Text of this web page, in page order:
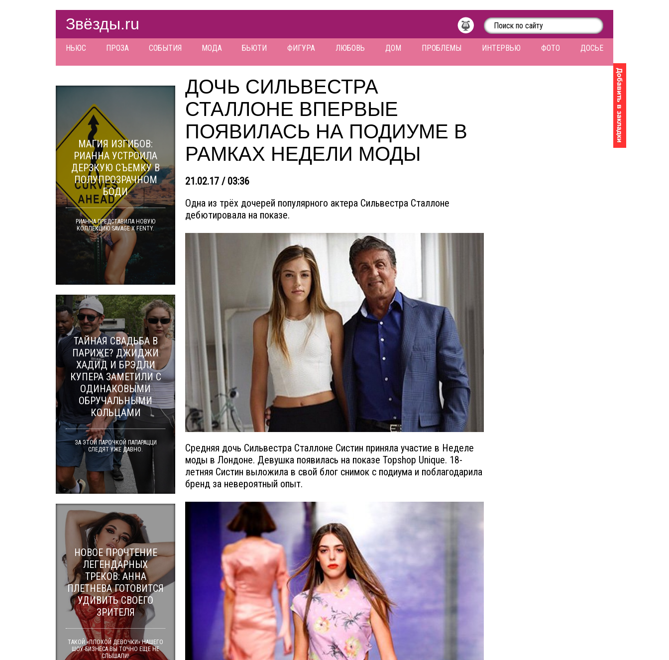
Звёзды.ru
НЬЮС ПРОЗА СОБЫТИЯ МОДА БЬЮТИ ФИГУРА ЛЮБОВЬ ДОМ ПРОБЛЕМЫ ИНТЕРВЬЮ ФОТО ДОСЬЕ
ДОЧЬ СИЛЬВЕСТРА
СТАЛЛОНЕ ВПЕРВЫЕ
ПОЯВИЛАСЬ НА ПОДИУМЕ В
РАМКАХ НЕДЕЛИ МОДЫ
21.02.17 / 03:36
Одна из трёх дочерей популярного актера Сильвестра Сталлоне
дебютировала на показе.
Средняя дочь Сильвестра Сталлоне Систин приняла участие в Неделе
моды в Лондоне. Девушка появилась на показе Topshop Unique. 18-
летняя Систин выложила в свой блог снимок с подиума и поблагодарила
бренд за невероятный опыт.
МАГИЯ ИЗГИБОВ:
РИАННА УСТРОИЛА
ДЕРЗКУЮ СЪЕМКУ В
ПОЛУПРОЗРАЧНОМ
БОДИ
РИАННА ПРЕДСТАВИЛА НОВУЮ
КОЛЛЕКЦИЮ SAVAGE X FENTY.
ТАЙНАЯ СВАДЬБА В
ПАРИЖЕ? ДЖИДЖИ
ХАДИД И БРЭДЛИ
КУПЕРА ЗАМЕТИЛИ С
ОДИНАКОВЫМИ
ОБРУЧАЛЬНЫМИ
КОЛЬЦАМИ
ЗА ЭТОЙ ПАРОЧКОЙ ПАПАРАЦЦИ
СЛЕДЯТ УЖЕ ДАВНО.
НОВОЕ ПРОЧТЕНИЕ
ЛЕГЕНДАРНЫХ
ТРЕКОВ: АННА
ПЛЕТНЕВА ГОТОВИТСЯ
УДИВИТЬ СВОЕГО
ЗРИТЕЛЯ
ТАКОЙ «ПЛОХОЙ ДЕВОЧКИ» НАШЕГО
ШОУ-БИЗНЕСА ВЫ ТОЧНО ЕЩЕ НЕ
СЛЫШАЛИ!